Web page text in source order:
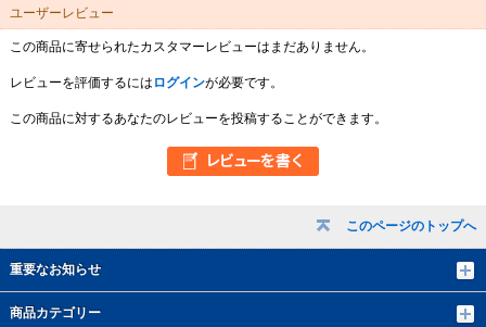
このページのトップへ
重要なお知らせ
商品カテゴリー
ユーザーレビュー
この商品に寄せられたカスタマーレビューはまだありません。
レビューを評価するには ログインが必要です。
この商品に対するあなたのレビューを投稿することができます。